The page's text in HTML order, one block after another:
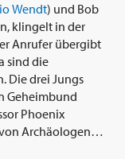
Wendt) und Bob
klingelt in der
Anrufer übergibt
sind die
Die drei Jungs
Geheimbund
Phoenix
Archäologen
die so